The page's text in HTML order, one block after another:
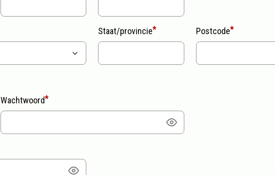
Staat/provincie Postcode
Wachtwoord